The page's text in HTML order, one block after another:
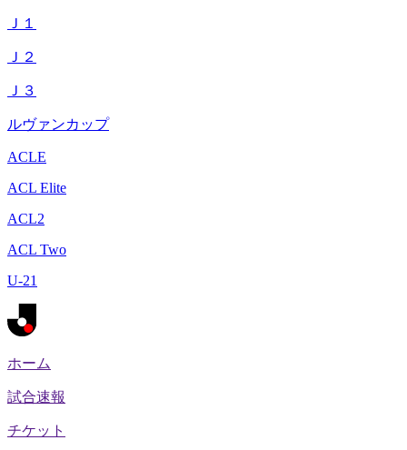
Ｊ１
Ｊ２
Ｊ３
ルヴァンカップ
ACLE
ACL Elite
ACL2
ACL Two
U-21
ホーム
試合速報
チケット